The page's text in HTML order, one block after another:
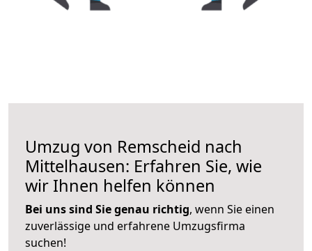
Umzug von Remscheid nach
Mittelhausen: Erfahren Sie, wie
wir Ihnen helfen können
Bei uns sind Sie genau richtig, wenn Sie einen
zuverlässige und erfahrene Umzugsfirma
suchen!